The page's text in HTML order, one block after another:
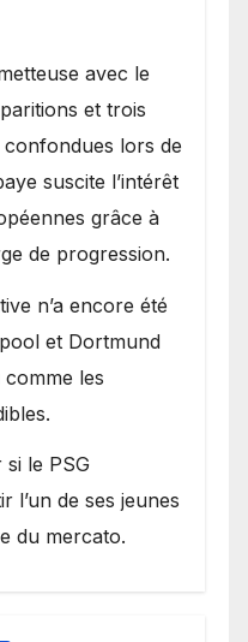
avec le
et trois
lors de
suscite l’intérêt
grâce à
de progression.
n’a encore été
et Dortmund
comme les
si le PSG
l’un de ses jeunes
du mercato.